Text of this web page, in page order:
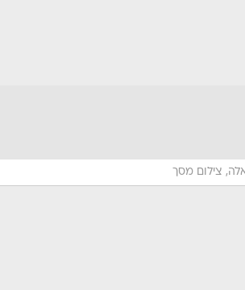
צילום מסך